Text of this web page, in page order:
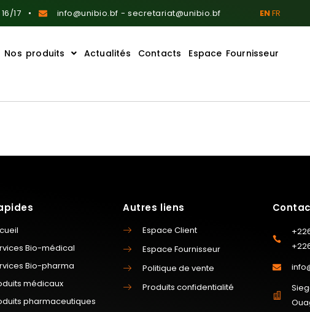
17 info@unibio.bf - secretariat@unibio.bf ENFR
Nos produits Actualités Contacts Espace Fournisseur
Bio-médical
Bio-pharma
médicaux
pharmaceutiques
Autres liens
Espace Client
Espace Fournisseur
Politique de vente
Produits confidentialité